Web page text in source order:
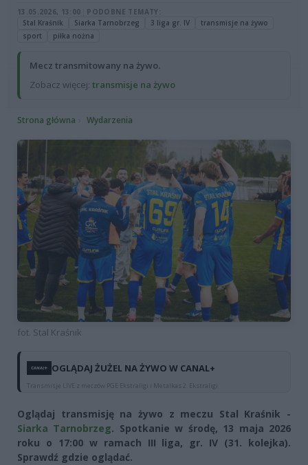
13.05.2026, 13:00
PODOBNE TEMATY:
Stal Kraśnik
Siarka Tarnobrzeg 3 liga gr. IV
transmisje na żywo
sport
piłka nożna
Mecz transmitowany na żywo.
Zobacz więcej: transmisje na żywo
Strona główna Wydarzenia
fot. Stal Kraśnik
OGLĄDAJ ŻUŻEL NA ŻYWO W CANAL+
Transmisje LIVE z meczów PGE Ekstraligi i Metalkas 2. Ekstraligi
Oglądaj transmisję na żywo z meczu Stal Kraśnik -
Siarka Tarnobrzeg. Spotkanie w środę, 13 maja 2026
roku o 17:00 w ramach III liga, gr. IV (31. kolejka).
Sprawdź gdzie oglądać.